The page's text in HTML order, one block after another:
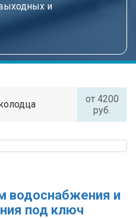
и
от 4200
руб.
водоснабжения и
под ключ